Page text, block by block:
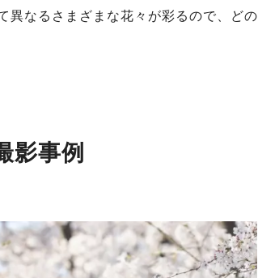
異なるさまざまな花々が彩るので、どの
影事例